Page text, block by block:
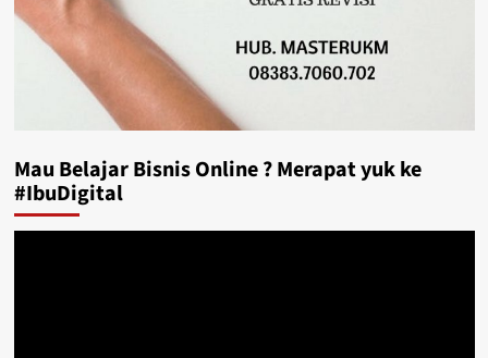
Mau Belajar Bisnis Online ? Merapat yuk ke
#IbuDigital